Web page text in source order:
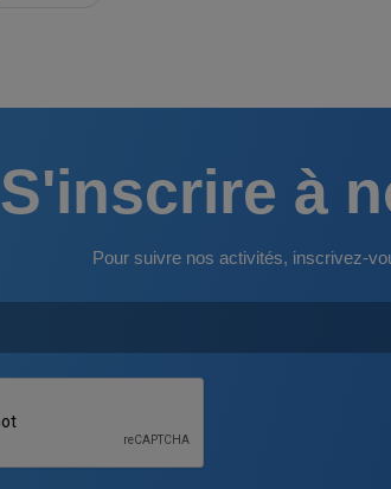
S'inscrire à
Pour suivre nos activités, inscrivez-